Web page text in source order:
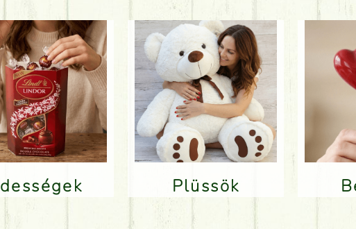
Édességek Plüssök